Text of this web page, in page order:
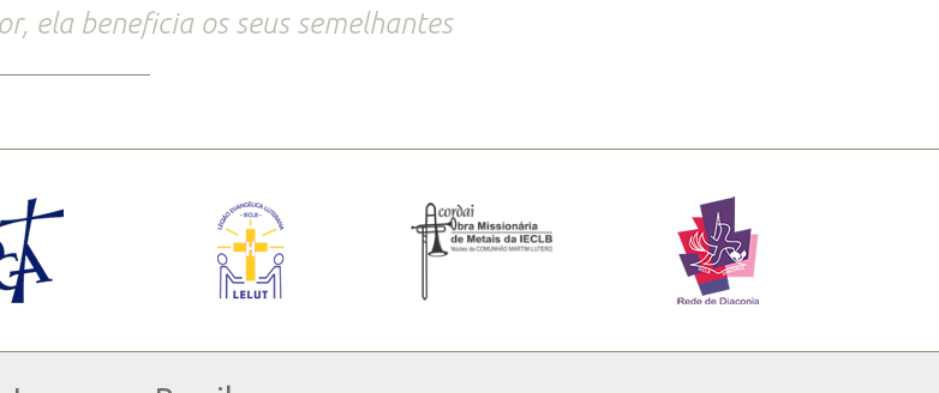
ela beneficia os seus semelhantes